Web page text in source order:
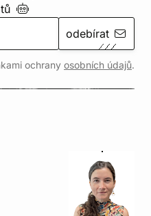
odebírat
ochrany osobních údajů.